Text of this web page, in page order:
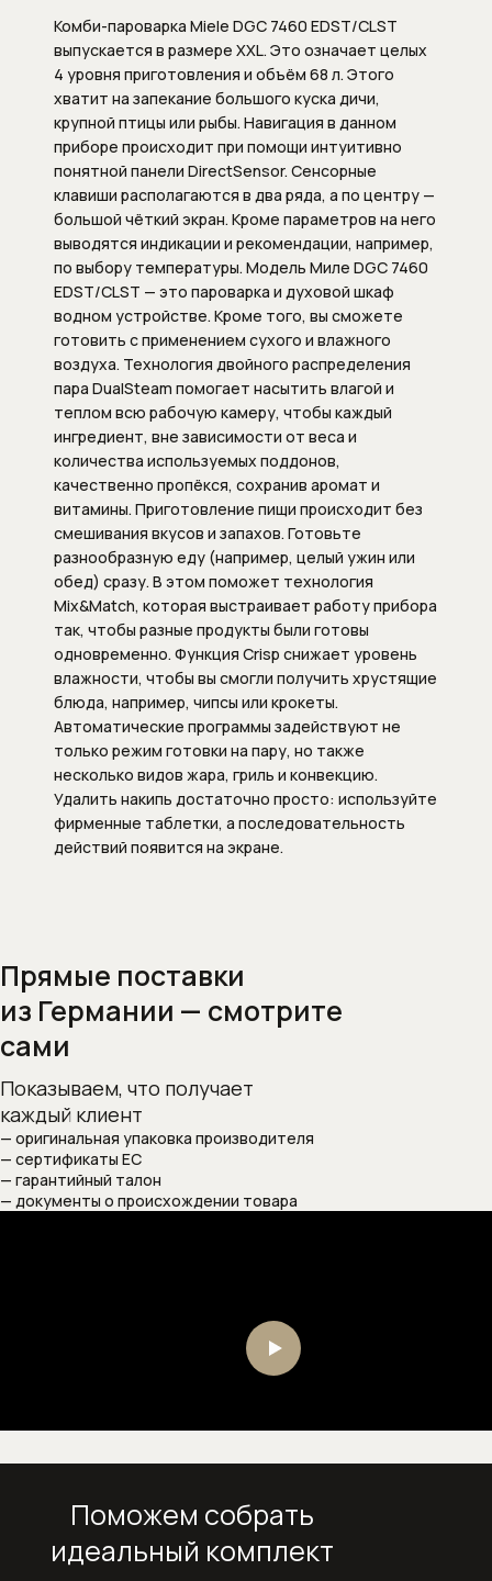
Душевые форсунки
Душевые шланги
Душевые штанги
Подключение для душевого шланга
Ручные души
Скрытые части душевых систем
Шланги
Шланговые подсоединения
Комплектующие для сантехники
Внутренние механизмы для
переключателя (дивертора)
положений
Запорные вентили
Внутренние механизмы запорных
вентилей
Изливы для смесителей
Изливы для наполнения ванны
Комплектующие к смесителям
Внутренние механизмы для
Системы скрытого монтажа
Сифоны
Переливы для ванны
Полотенцесушители
Врезные раковины (монтаж сверху
Раковины встраиваемые в
столешницу
Комби-пароварка Miele DGC 7460 EDST/CLST
выпускается в размере XXL. Это означает целых
4 уровня приготовления и объём 68 л. Этого
хватит на запекание большого куска дичи,
крупной птицы или рыбы. Навигация в данном
приборе происходит при помощи интуитивно
понятной панели DirectSensor. Сенсорные
клавиши располагаются в два ряда, а по центру —
большой чёткий экран. Кроме параметров на него
выводятся индикации и рекомендации, например,
по выбору температуры. Модель Миле DGC 7460
EDST/CLST — это пароварка и духовой шкаф
водном устройстве. Кроме того, вы сможете
готовить с применением сухого и влажного
воздуха. Технология двойного распределения
пара DualSteam помогает насытить влагой и
теплом всю рабочую камеру, чтобы каждый
ингредиент, вне зависимости от веса и
количества используемых поддонов,
качественно пропёкся, сохранив аромат и
витамины. Приготовление пищи происходит без
смешивания вкусов и запахов. Готовьте
разнообразную еду (например, целый ужин или
обед) сразу. В этом поможет технология
Mix&Match, которая выстраивает работу прибора
так, чтобы разные продукты были готовы
одновременно. Функция Crisp снижает уровень
влажности, чтобы вы смогли получить хрустящие
блюда, например, чипсы или крокеты.
Автоматические программы задействуют не
только режим готовки на пару, но также
несколько видов жара, гриль и конвекцию.
Удалить накипь достаточно просто: используйте
фирменные таблетки, а последовательность
действий появится на экране.
Прямые поставки
из Германии — смотрите
сами
Показываем, что получает
каждый клиент
— оригинальная упаковка производителя
— сертификаты ЕС
— гарантийный талон
— документы о происхождении товара
Поможем собрать
идеальный комплект